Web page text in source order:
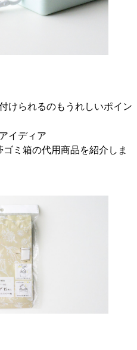
けられるのもうれしいポイン
イディア
ミ箱の代用商品を紹介しま